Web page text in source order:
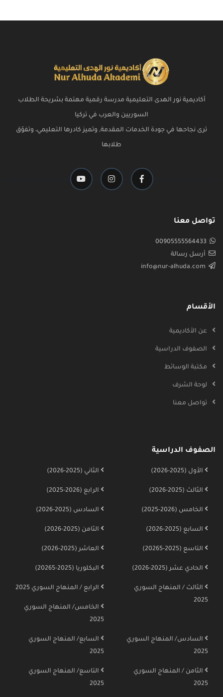
أكاديمية نور الهدى التعليمية مدرسة رقمية مهتمة بشريحة الطلاب
السوريين والعرب في تركيا
ترى نجاحها في جودة الخدمات المقدمة, وتميز كادرها التعليمي، وتفوّق
طلابها
تواصل معنا
أرسل رسالة
الأقسام
عن الأكاديمية
الصفوف الدراسية
مكتبة الوسائط
لوحة الشرف
تواصل معنا
الصفوف الدراسية
الأول (2025-2026) الثاني (2025-2026)
الثالث (2025-2026) الرابع (2026-2025)
الخامس (2026-2025) السادس (2025-2026)
السابع (2025-2026) الثامن (2025-2026)
التاسع (2025-20265) العاشر (2025-2026)
الحادي عشر (2025-2026) البكلوريا (2025-20265)
الثالث / المنهاج السوري
2025
الرابع / المنهاج السوري 2025
الخامس/ المنهاج السوري
2025
السادس/ المنهاج السوري
2025
السابع/ المنهاج السوري
2025
الثامن / المنهاج السوري
2025
التاسع/ المنهاج السوري
2025